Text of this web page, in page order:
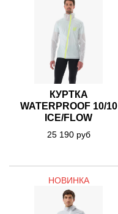
КУРТКА
WATERPROOF 10/10
ICE/FLOW
25 190 руб
НОВИНКА